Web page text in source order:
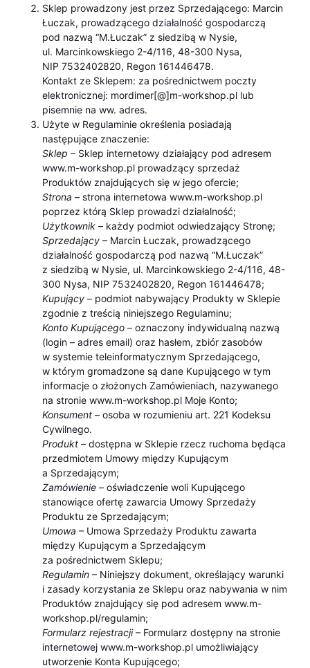
Sklep prowadzony jest przez Sprzedającego: Marcin
Łuczak, prowadzącego działalność gospodarczą
pod nazwą “M.Łuczak” z siedzibą w Nysie,
ul. Marcinkowskiego 2-4/116, 48-300 Nysa,
NIP 7532402820, Regon 161446478.
Kontakt ze Sklepem: za pośrednictwem poczty
elektronicznej: mordimer[@]m-workshop.pl lub
pisemnie na ww. adres.
Użyte w Regulaminie określenia posiadają
następujące znaczenie:
Sklep – Sklep internetowy działający pod adresem
www.m-workshop.pl prowadzący sprzedaż
Produktów znajdujących się w jego ofercie;
Strona – strona internetowa www.m-workshop.pl
poprzez którą Sklep prowadzi działalność;
Użytkownik– każdy podmiot odwiedzający Stronę;
Sprzedający– Marcin Łuczak, prowadzącego
działalność gospodarczą pod nazwą “M.Łuczak”
z siedzibą w Nysie, ul. Marcinkowskiego 2-4/116, 48-
300 Nysa, NIP 7532402820, Regon 161446478;
Kupujący– podmiot nabywający Produkty w Sklepie
zgodnie z treścią niniejszego Regulaminu;
Konto Kupującego– oznaczony indywidualną nazwą
(login – adres email) oraz hasłem, zbiór zasobów
w systemie teleinformatycznym Sprzedającego,
w którym gromadzone są dane Kupującego w tym
informacje o złożonych Zamówieniach, nazywanego
na stronie www.m-workshop.pl Moje Konto;
Konsument– osoba w rozumieniu art. 221 Kodeksu
Cywilnego.
Produkt– dostępna w Sklepie rzecz ruchoma będąca
przedmiotem Umowy między Kupującym
a Sprzedającym;
Zamówienie– oświadczenie woli Kupującego
stanowiące ofertę zawarcia Umowy Sprzedaży
Produktu ze Sprzedającym;
Umowa – Umowa Sprzedaży Produktu zawarta
między Kupującym a Sprzedającym
za pośrednictwem Sklepu;
Regulamin– Niniejszy dokument, określający warunki
i zasady korzystania ze Sklepu oraz nabywania w nim
Produktów znajdujący się pod adresem www.m-
workshop.pl/regulamin;
Formularz rejestracji– Formularz dostępny na stronie
internetowej www.m-workshop.pl umożliwiający
utworzenie Konta Kupującego;